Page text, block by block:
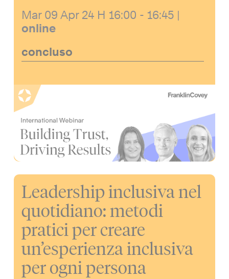
Mar 09 Apr 24 H 16:00 - 16:45 |
online
concluso
Leadership inclusiva nel
quotidiano: metodi
pratici per creare
un’esperienza inclusiva
per ogni persona